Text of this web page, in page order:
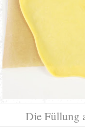
Die Füllung